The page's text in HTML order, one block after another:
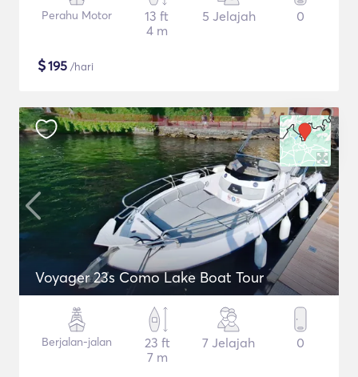
Perahu Motor
13 ft
4 m
5 Jelajah 0
$195 /hari
Voyager 23s Como Lake Boat Tour
Berjalan-jalan
23 ft
7 m
7 Jelajah 0